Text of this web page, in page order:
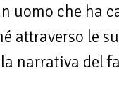
uomo che ha
attraverso le
narrativa del